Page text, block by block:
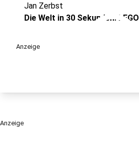
play_circle
Jan Zerbst
Die Welt in 30 Sekunden: LEGO
Anzeige
Anzeige